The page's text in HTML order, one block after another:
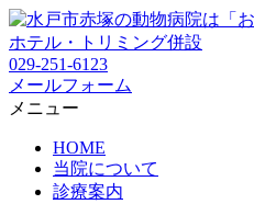
029-251-6123
メールフォーム
メニュー
HOME
当院について
診療案内